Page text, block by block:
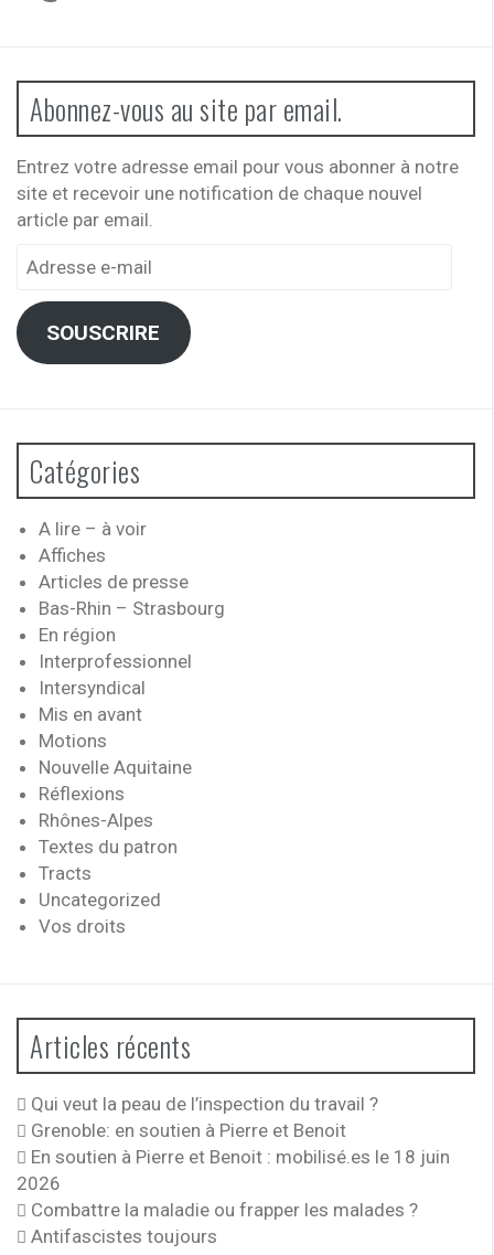
Abonnez-vous au site par email.
Entrez votre adresse email pour vous abonner à notre
site et recevoir une notification de chaque nouvel
article par email.
Adresse
mail
SOUSCRIRE
Catégories
A lire – à voir
Affiches
Articles de presse
Bas-Rhin – Strasbourg
En région
Interprofessionnel
Intersyndical
Mis en avant
Motions
Nouvelle Aquitaine
Réflexions
Rhônes-Alpes
Textes du patron
Tracts
Uncategorized
Vos droits
Articles récents
Qui veut la peau de l’inspection du travail ?
Grenoble: en soutien à Pierre et Benoit
En soutien à Pierre et Benoit : mobilisé.es le 18 juin
2026
Combattre la maladie ou frapper les malades ?
Antifascistes toujours